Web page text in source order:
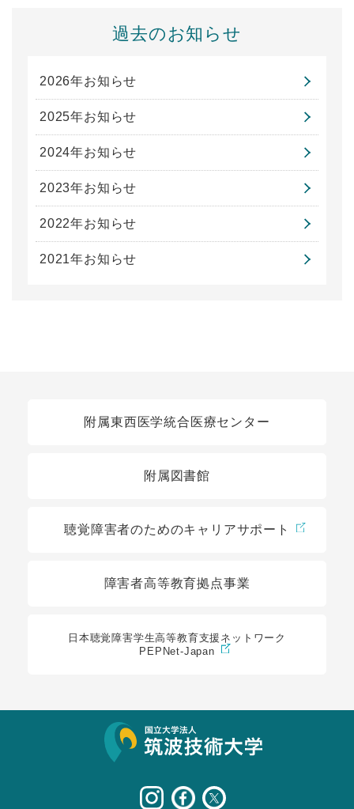
過去のお知らせ
2026年お知らせ
2025年お知らせ
2024年お知らせ
2023年お知らせ
2022年お知らせ
2021年お知らせ
附属東西医学統合医療センター
附属図書館
聴覚障害者のためのキャリアサポート
障害者高等教育拠点事業
日本聴覚障害学生高等教育支援ネットワーク
PEPNet-Japan